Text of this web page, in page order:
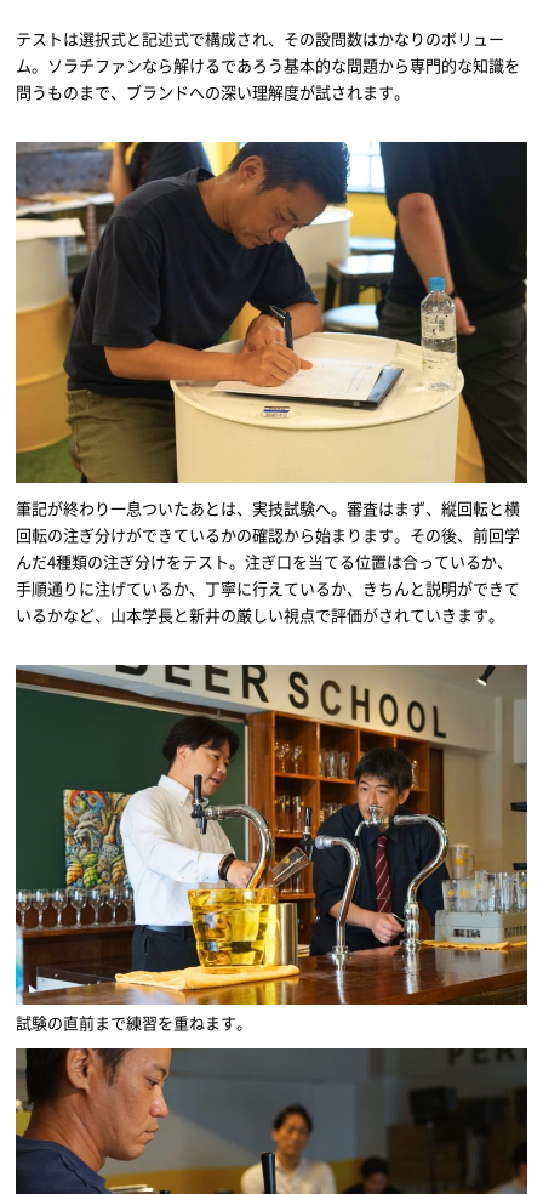
テストは選択式と記述式で構成され、その設問数はかなりのボリュー
ム。ソラチファンなら解けるであろう基本的な問題から専門的な知識を
問うものまで、ブランドへの深い理解度が試されます。
筆記が終わり一息ついたあとは、実技試験へ。審査はまず、縦回転と横
回転の注ぎ分けができているかの確認から始まります。その後、前回学
んだ4種類の注ぎ分けをテスト。注ぎ口を当てる位置は合っているか、
手順通りに注げているか、丁寧に行えているか、きちんと説明ができて
いるかなど、山本学長と新井の厳しい視点で評価がされていきます。
試験の直前まで練習を重ねます。